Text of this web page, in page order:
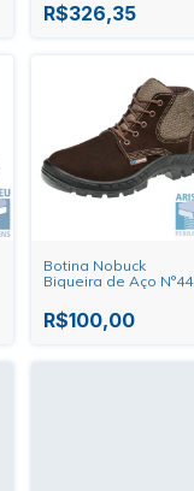
R$326,35
Botina Nobuck
Biqueira de Aço N°44
R$100,00